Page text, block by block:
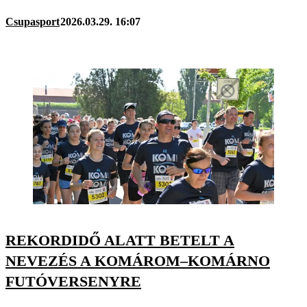
Csupasport2026.03.29. 16:07
REKORDIDŐ ALATT BETELT A
NEVEZÉS A KOMÁROM–KOMÁRNO
FUTÓVERSENYRE